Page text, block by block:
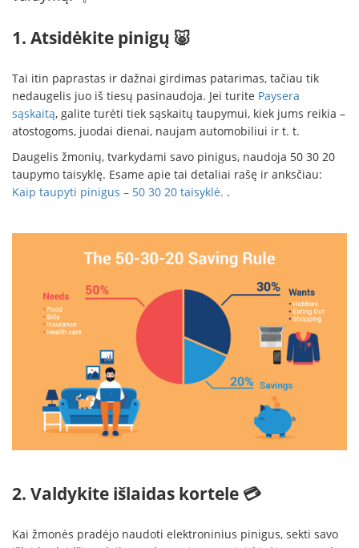
1. Atsidėkite pinigų 🐷
Tai itin paprastas ir dažnai girdimas patarimas, tačiau tik
nedaugelis juo iš tiesų pasinaudoja. Jei turite Paysera
sąskaitą, galite turėti tiek sąskaitų taupymui, kiek jums reikia –
atostogoms, juodai dienai, naujam automobiliui ir t. t.
Daugelis žmonių, tvarkydami savo pinigus, naudoja 50 30 20
taupymo taisyklę. Esame apie tai detaliai rašę ir anksčiau:
Kaip taupyti pinigus – 50 30 20 taisyklė. .
2. Valdykite išlaidas kortele 💳
Kai žmonės pradėjo naudoti elektroninius pinigus, sekti savo